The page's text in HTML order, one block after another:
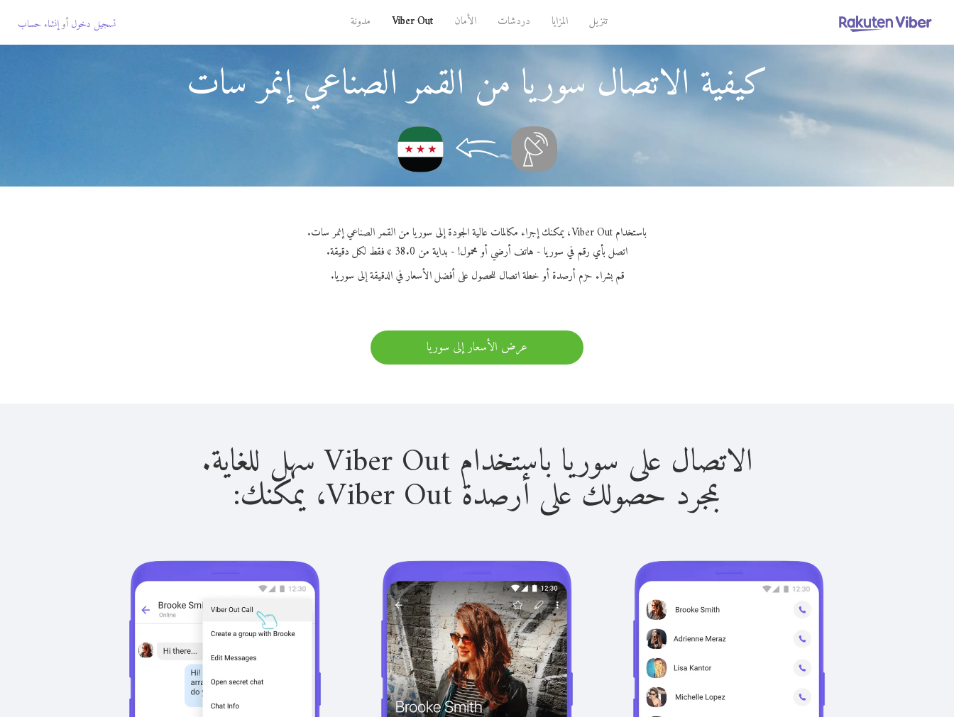
تنزيل المزايا دردشات الأمان Viber Out مدونة تسجيل دخول أوإنشاء حساب
كيفية الاتصال سوريا من القمر الصناعي إنمر سات
باستخدام Viber Out، يمكنك إجراء مكالمات عالية الجودة إلى سوريا من القمر الصناعي إنمر سات.
اتصل بأي رقم في سوريا - هاتف أرضي أو محمول! - بداية من 38.0 ¢ فقط لكل دقيقة.
قم بشراء حزم أرصدة أو خطة اتصال للحصول على أفضل الأسعار في الدقيقة إلى سوريا.
عرض الأسعار إلى سوريا
الاتصال على سوريا باستخدام Viber Out سهل للغاية.
بمجرد حصولك على أرصدة Viber Out، يمكنك: